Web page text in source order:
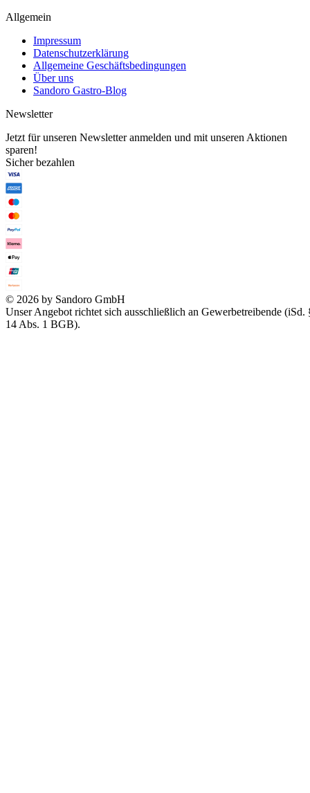
Allgemein
Impressum
Datenschutzerklärung
Allgemeine Geschäftsbedingungen
Über uns
Sandoro Gastro-Blog
Newsletter
Jetzt für unseren Newsletter anmelden und mit unseren Aktionen
sparen!
Sicher bezahlen
© 2026 by Sandoro GmbH
Unser Angebot richtet sich ausschließlich an Gewerbetreibende (iSd.
14 Abs. 1 BGB).